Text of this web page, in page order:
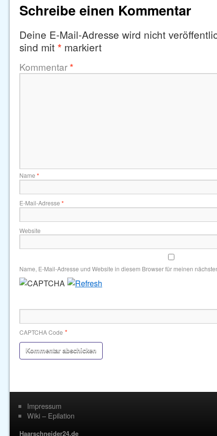
Schreibe einen Kommentar
Deine E-Mail-Adresse wird nicht
sind mit * markiert
Kommentar*
Name *
E-Mail-Adresse *
Website
Name, E-Mail-Adresse und Website in diesem Browser für meinen
CAPTCHA Code *
Impressum
Wiki – Epilation
Haarschneider24.de